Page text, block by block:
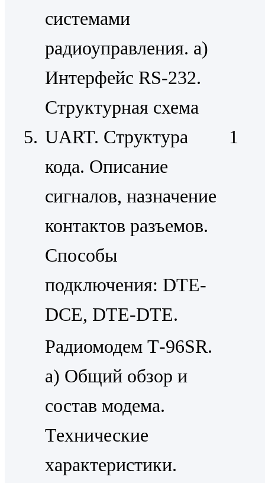
5.
системами
радиоуправления. a)
Интерфейс RS-232.
Структурная схема
UART. Структура
кода. Описание
сигналов, назначение
контактов разъемов.
Способы
подключения: DТЕ-
DСЕ, DТЕ-DТЕ.
1
Радиомодем Т-96SR.
a) Общий обзор и
состав модема.
Технические
характеристики.